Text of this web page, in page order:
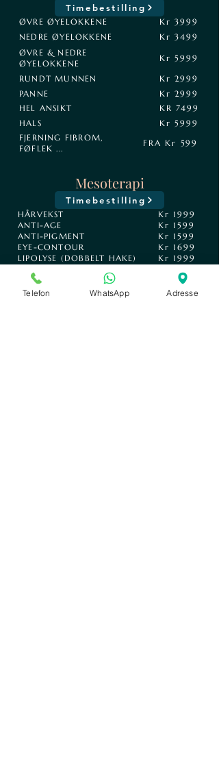
Timebestilling
ØVRE ØYELOKKENE
NEDRE ØYELOKKENE
ØVRE & NEDRE
ØYELOKKENE
RUNDT MUNNEN
PANNE
HEL ANSIKT
HALS
FJERNING FIBROM,
FØFLEK ...
Kr 3999
Kr 3499
Kr 5999
Kr 2999
Kr 2999
KR 7499
Kr 5999
FRA Kr 599
Mesoterapi
Timebestilling
HÅRVEKST
ANTI-AGE
ANTI-PIGMENT
EYE-CONTOUR
LIPOLYSE (DOBBELT HAKE)
Kr 1999
Kr 1599
Kr 1599
Kr 1699
Kr 1999
Mikroneedling
Telefon WhatsApp Adresse